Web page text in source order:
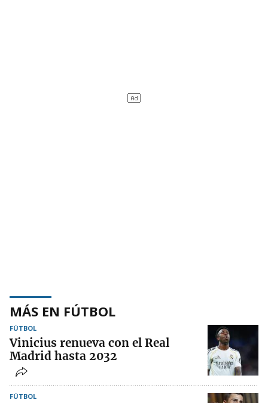
MÁS EN FÚTBOL
FÚTBOL
Vinicius renueva con el Real
Madrid hasta 2032
FÚTBOL